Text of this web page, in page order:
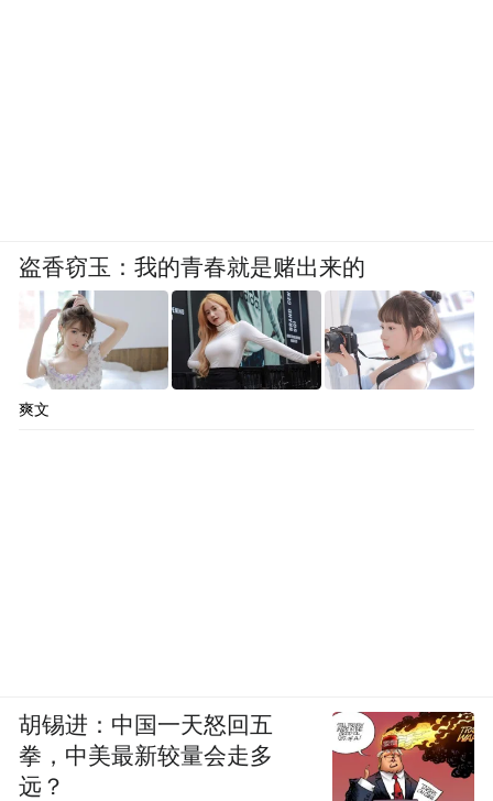
盗香窃玉：我的青春就是赌出来的
爽文
胡锡进：中国一天怒回五
拳，中美最新较量会走多
远？